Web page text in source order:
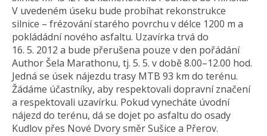
V uvedeném úseku bude probíhat rekonstrukce
silnice – frézování starého povrchu v délce 1200 m a
pokládádní nového asfaltu. Uzavírka trvá do
16. 5. 2012 a bude přerušena pouze v den pořádání
Author Šela Marathonu, tj. 5. 5. v době 8.00–12.00 hod.
Jedná se úsek nájezdu trasy MTB 93 km do terénu.
Žádáme účastníky, aby respektovali dopravní značení
a respektovali uzavírku. Pokud vynecháte úvodní
nájezd do terénu, dá se dojet po asfaltu do osady
Kudlov přes Nové Dvory směr Sušice a Přerov.